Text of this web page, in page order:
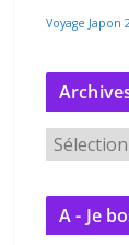
Voyage Japon
r
c
A - Je